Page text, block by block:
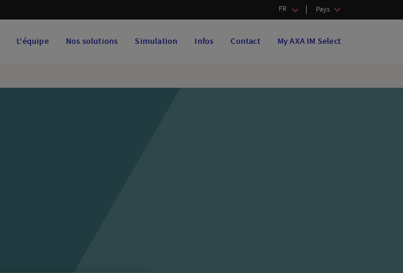
FR Pays
L'équipe Nos solutions Simulation Infos Contact My AXA IM Select